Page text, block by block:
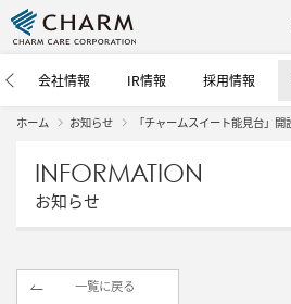
会社情報 IR情報 採用情報
ホーム お知らせ 「チャームスイート能見台」
INFORMATION
お知らせ
一覧に戻る